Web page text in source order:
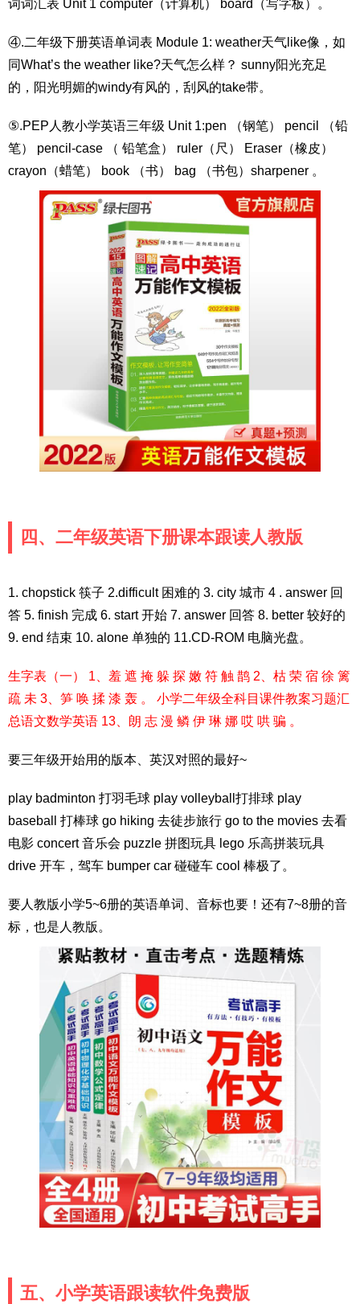
词词汇表 Unit 1 computer（计算机） board（写字板）。
④.二年级下册英语单词表 Module 1: weather天气like像，如
同What’s the weather like?天气怎么样？ sunny阳光充足
的，阳光明媚的windy有风的，刮风的take带。
⑤.PEP人教小学英语三年级 Unit 1:pen （钢笔） pencil （铅
笔） pencil-case （ 铅笔盒） ruler（尺） Eraser（橡皮）
crayon（蜡笔） book （书） bag （书包）sharpener 。
四、二年级英语下册课本跟读人教版
1. chopstick 筷子 2.difficult 困难的 3. city 城市 4 . answer 回
答 5. finish 完成 6. start 开始 7. answer 回答 8. better 较好的
9. end 结束 10. alone 单独的 11.CD-ROM 电脑光盘。
生字表（一） 1、羞 遮 掩 躲 探 嫩 符 触 鹊 2、枯 荣 宿 徐 篱
疏 未 3、笋 唤 揉 漆 轰 。 小学二年级全科目课件教案习题汇
总语文数学英语 13、朗 志 漫 鳞 伊 琳 娜 哎 哄 骗 。
要三年级开始用的版本、英汉对照的最好~
play badminton 打羽毛球 play volleyball打排球 play
baseball 打棒球 go hiking 去徒步旅行 go to the movies 去看
电影 concert 音乐会 puzzle 拼图玩具 lego 乐高拼装玩具
drive 开车，驾车 bumper car 碰碰车 cool 棒极了。
要人教版小学5~6册的英语单词、音标也要！还有7~8册的音
标，也是人教版。
五、小学英语跟读软件免费版